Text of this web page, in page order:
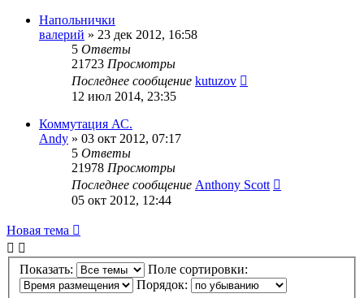
Напольнички
валерий » 23 дек 2012, 16:58
5 Ответы
21723 Просмотры
Последнее сообщение kutuzov
12 июл 2014, 23:35
Коммутация АС.
Andy » 03 окт 2012, 07:17
5 Ответы
21978 Просмотры
Последнее сообщение Anthony Scott
05 окт 2012, 12:44
Новая тема
Показать:
Поле сортировки:
Порядок: